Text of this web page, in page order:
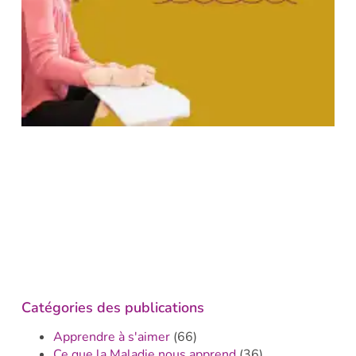
Catégories des publications
Apprendre à s'aimer(66)